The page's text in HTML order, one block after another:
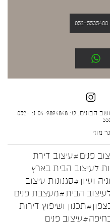
הילית קרש עיצוב ואדריכלות פנים, מושב הבונים, ט: 04-9894848 נ: 052-
מוזי
פנים#עיצוב דירת
לעיצוב הבית בארץ
ועיון #סגנונות עיצוב
הבית#מעצבת פנים
#תכנון ושיפוץ דירות
#עיצוב פנים